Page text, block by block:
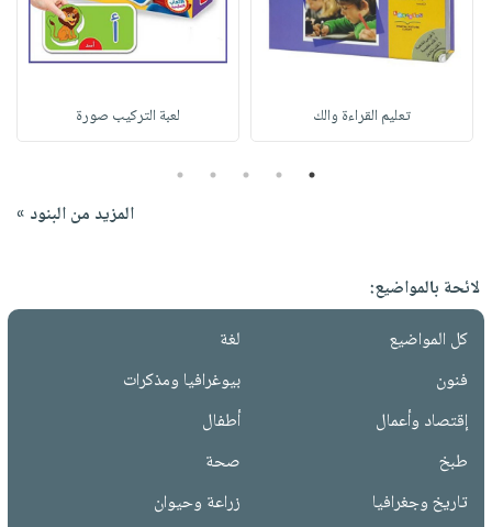
تعليم القراءة والك لعبة التركيب صورة
1
2
3
4
5
المزيد من البنود »
لائحة بالمواضيع:
كل المواضيع
لغة
فنون
بيوغرافيا ومذكرات
إقتصاد وأعمال
أطفال
طبخ
صحة
تاريخ وجغرافيا
زراعة وحيوان